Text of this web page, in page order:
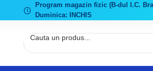
Program magazin fizic (B-dul I.C.
Duminica: INCHIS